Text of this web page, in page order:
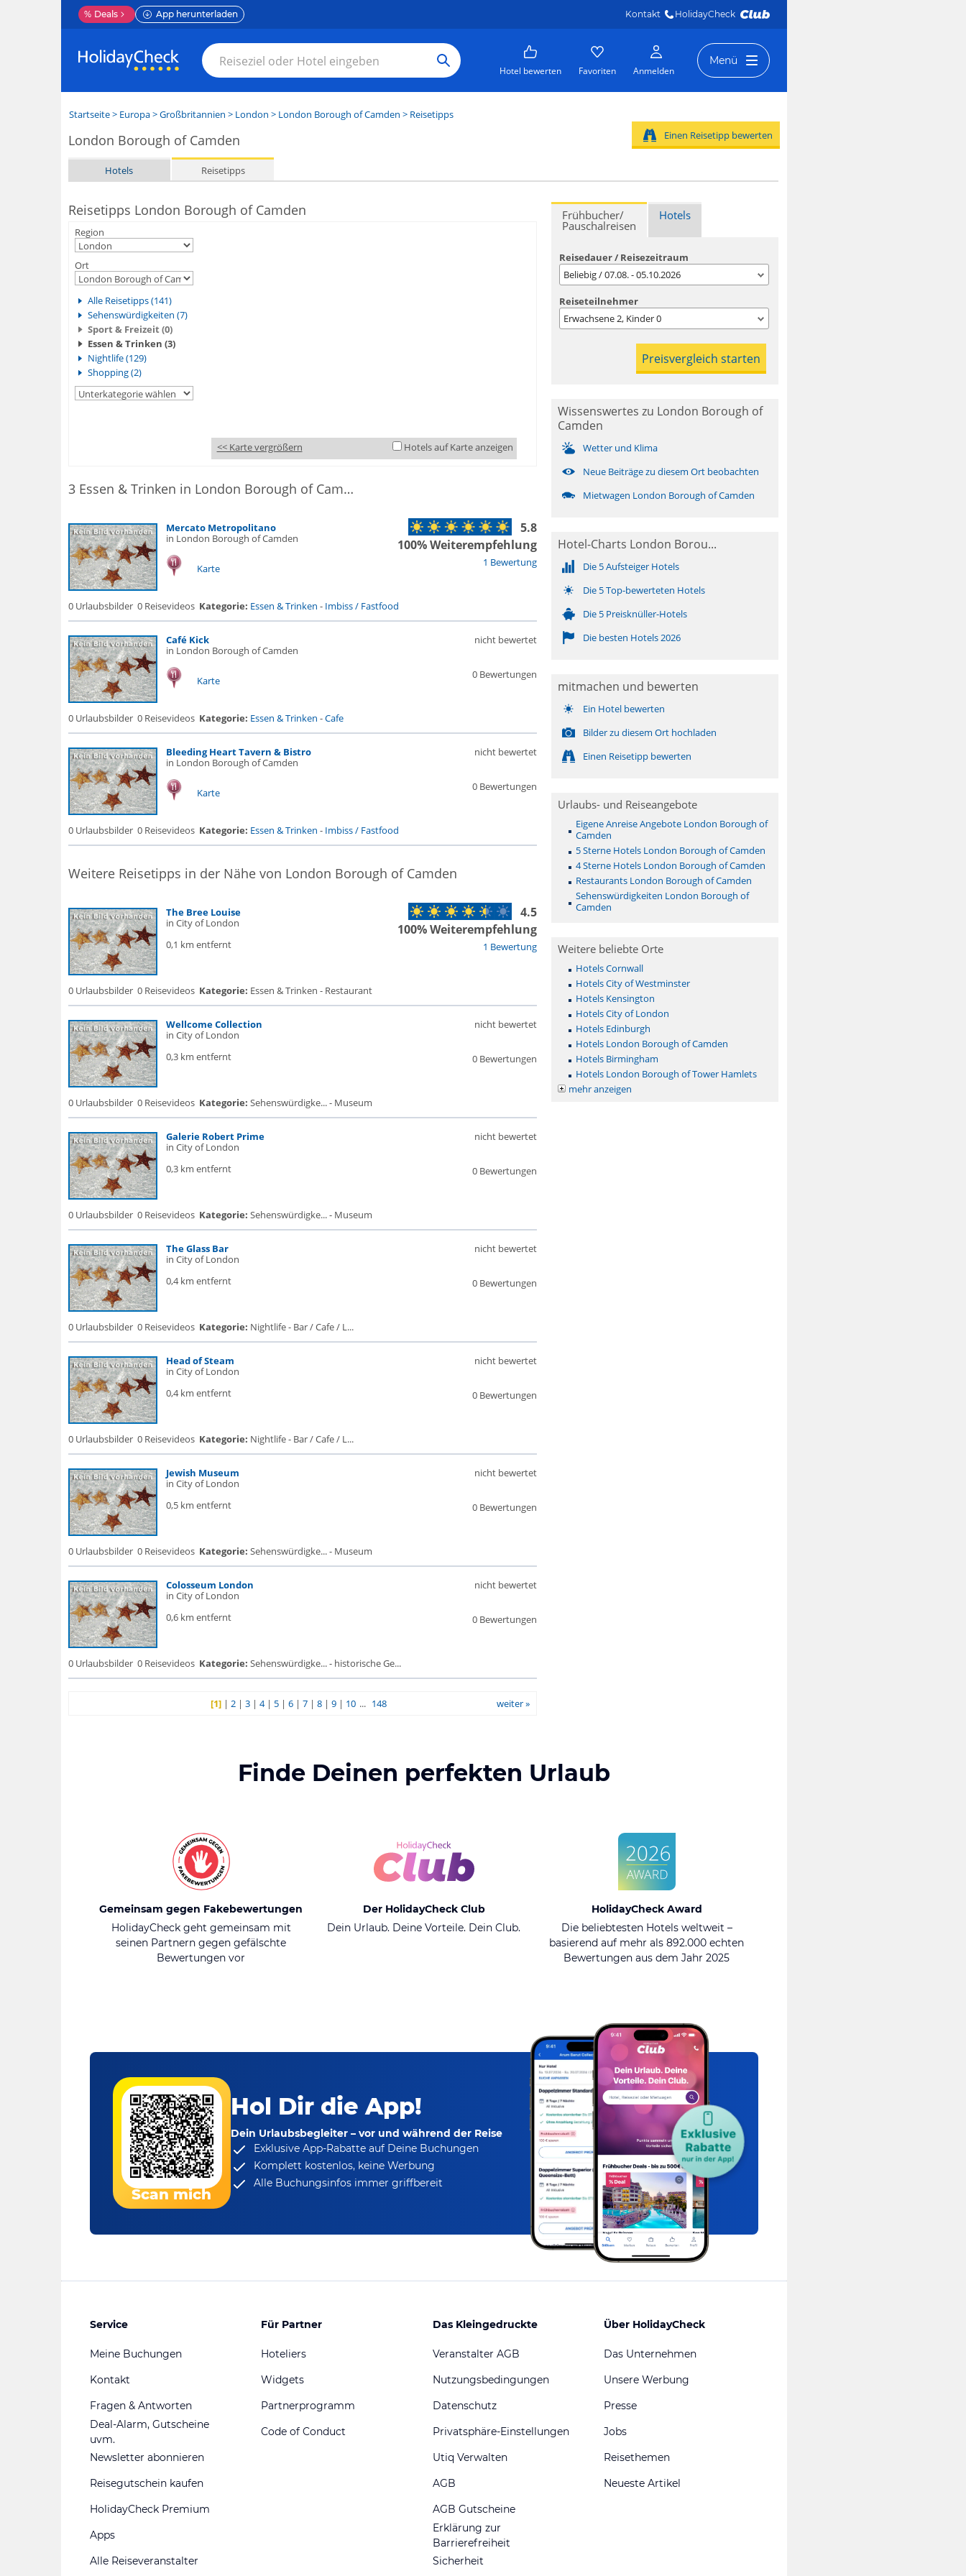
% Deals App herunterladen Kontakt HolidayCheck
Hotel bewerten Favoriten Anmelden
Menü
Startseite> Europa>Großbritannien > London > London Borough of Camden > Reisetipps
London Borough of Camden
Hotels Reisetipps
Einen Reisetipp bewerten
Reisetipps London Borough of Camden
Region
Ort
Alle Reisetipps (141)
Sehenswürdigkeiten (7)
Sport & Freizeit (0)
Essen & Trinken (3)
Nightlife (129)
Shopping (2)
<< Karte vergrößern Hotels auf Karte anzeigen
3 Essen & Trinken in London Borough of Camden
Mercato Metropolitano
in London Borough of Camden
Karte 1 Bewertung
5.8
100% Weiterempfehlung
0 Urlaubsbilder 0 Reisevideos Kategorie: Essen & Trinken - Imbiss / Fastfood
Café Kick
in London Borough of Camden
Karte 0 Bewertungen
nicht bewertet
0 Urlaubsbilder 0 Reisevideos Kategorie: Essen & Trinken -Cafe
Bleeding Heart Tavern & Bistro
in London Borough of Camden
Karte 0 Bewertungen
nicht bewertet
0 Urlaubsbilder 0 Reisevideos Kategorie: Essen & Trinken - Imbiss / Fastfood
Weitere Reisetipps in der Nähe von London Borough of Camden
The Bree Louise
in City of London
0,1 km entfernt
1 Bewertung
4.5
100% Weiterempfehlung
0 Urlaubsbilder 0 Reisevideos Kategorie: Essen & Trinken - Restaurant
Wellcome Collection
in City of London
0,3 km entfernt
0 Bewertungen
nicht bewertet
0 Urlaubsbilder 0 Reisevideos Kategorie: Sehenswürdigke... - Museum
Galerie Robert Prime
in City of London
0,3 km entfernt
0 Bewertungen
nicht bewertet
0 Urlaubsbilder 0 Reisevideos Kategorie: Sehenswürdigke... - Museum
The Glass Bar
in City of London
0,4 km entfernt
0 Bewertungen
nicht bewertet
0 Urlaubsbilder 0 Reisevideos Kategorie: Nightlife - Bar / Cafe / L...
Head of Steam
in City of London
0,4 km entfernt
0 Bewertungen
nicht bewertet
0 Urlaubsbilder 0 Reisevideos Kategorie: Nightlife - Bar / Cafe / L...
Jewish Museum
in City of London
0,5 km entfernt
0 Bewertungen
nicht bewertet
0 Urlaubsbilder 0 Reisevideos Kategorie: Sehenswürdigke... - Museum
Colosseum London
in City of London
0,6 km entfernt
0 Bewertungen
nicht bewertet
0 Urlaubsbilder 0 Reisevideos Kategorie: Sehenswürdigke... - historische Ge...
[1]| 2| 3| 4| 5| 6| 7| 8| 9| 10 ... 148 weiter »
Frühbucher/
Pauschalreisen
Hotels
Reisedauer / Reisezeitraum
Beliebig / 07.08. - 05.10.2026
Reiseteilnehmer
Erwachsene2, Kinder0
Wissenswertes zu London Borough of
Camden
Wetter und Klima
Neue Beiträge zu diesem Ort beobachten
Mietwagen London Borough of Camden
Hotel-Charts London Borou...
Die 5 Aufsteiger Hotels
Die 5 Top-bewerteten Hotels
Die 5 Preisknüller-Hotels
Die besten Hotels 2026
mitmachen und bewerten
Ein Hotel bewerten
Bilder zu diesem Ort hochladen
Einen Reisetipp bewerten
Urlaubs- und Reiseangebote
Eigene Anreise Angebote London Borough of
Camden
5 Sterne Hotels London Borough of Camden
4 Sterne Hotels London Borough of Camden
Restaurants London Borough of Camden
Sehenswürdigkeiten London Borough of
Camden
Weitere beliebte Orte
Hotels Cornwall
Hotels City of Westminster
Hotels Kensington
Hotels City of London
Hotels Edinburgh
Hotels London Borough of Camden
Hotels Birmingham
Hotels London Borough of Tower Hamlets
mehr anzeigen
Finde Deinen perfekten Urlaub
Gemeinsam gegen Fakebewertungen
HolidayCheck geht gemeinsam mit
seinen Partnern gegen gefälschte
Bewertungen vor
Der HolidayCheck Club
Dein Urlaub. Deine Vorteile. Dein Club.
HolidayCheck Award
Die beliebtesten Hotels weltweit –
basierend auf mehr als 892.000 echten
Bewertungen aus dem Jahr 2025
Scan mich
Hol Dir die App!
Dein Urlaubsbegleiter – vor und während der Reise
Exklusive App-Rabatteauf Deine Buchungen
Komplett kostenlos, keine Werbung
Alle Buchungsinfos immer griffbereit
Service
Meine Buchungen
Kontakt
Fragen & Antworten
Deal-Alarm, Gutscheine
uvm.
Newsletter abonnieren
Reisegutschein kaufen
HolidayCheck Premium
Apps
Alle Reiseveranstalter
Für Partner
Hoteliers
Widgets
Partnerprogramm
Code of Conduct
Das Kleingedruckte
Veranstalter AGB
Nutzungsbedingungen
Datenschutz
Privatsphäre-Einstellungen
Utiq Verwalten
AGB
AGB Gutscheine
Erklärung zur
Barrierefreiheit
Sicherheit
Über HolidayCheck
Das Unternehmen
Unsere Werbung
Presse
Jobs
Reisethemen
Neueste Artikel